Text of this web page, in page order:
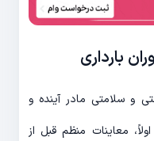
بارداری
و سلامتی مادر آینده و
معاینات منظم قبل از